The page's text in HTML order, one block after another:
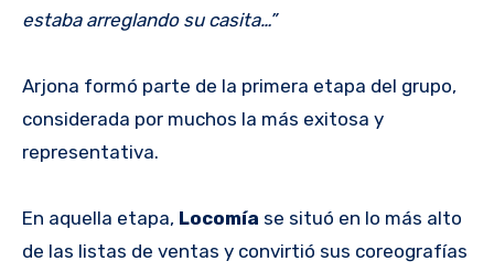
estaba arreglando su casita…”
Arjona formó parte de la primera etapa del grupo,
considerada por muchos la más exitosa y
representativa.
En aquella etapa, Locomía se situó en lo más alto
de las listas de ventas y convirtió sus coreografías